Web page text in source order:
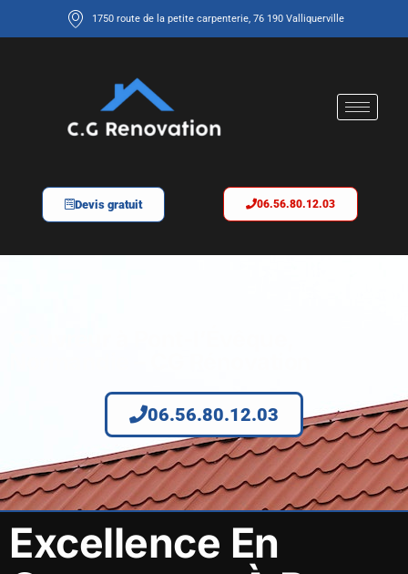
1750 route de la petite carpenterie, 76 190 Valliquerville
Devis gratuit 06.56.80.12.03
06.56.80.12.03
Excellence En